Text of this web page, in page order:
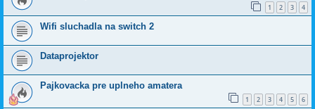
1 2 3 4
Wifi sluchadla na switch 2
Dataprojektor
Pajkovacka pre uplneho amatera
1 2 3 4 5 6